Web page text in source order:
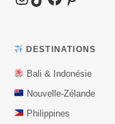
DESTINATIONS
Bali & Indonésie
Nouvelle-Zélande
Philippines